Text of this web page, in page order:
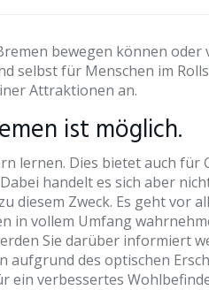
bewegen können
selbst für Menschen im
Attraktionen an.
ist möglich.
lernen. Dies bietet auch
handelt es sich aber
Zweck. Es geht vor
in vollem Umfang
Sie darüber informiert
aufgrund des optischen
ein verbessertes